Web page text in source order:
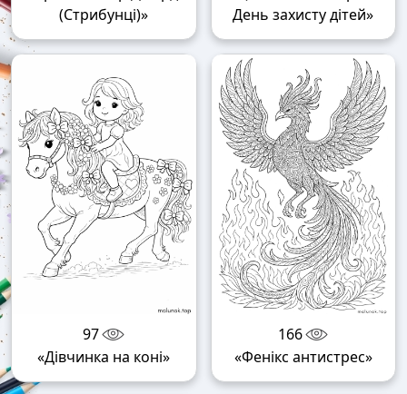
(Стрибунці)»
День захисту дітей»
97
«Дівчинка на коні»
166
«Фенікс антистрес»